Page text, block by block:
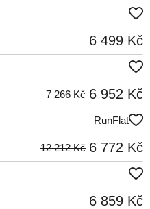
6 499 Kč
6 952 Kč
7 266 Kč
RunFlat
6 772 Kč
12 212 Kč
6 859 Kč